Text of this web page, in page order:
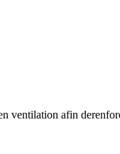
ventilation afin